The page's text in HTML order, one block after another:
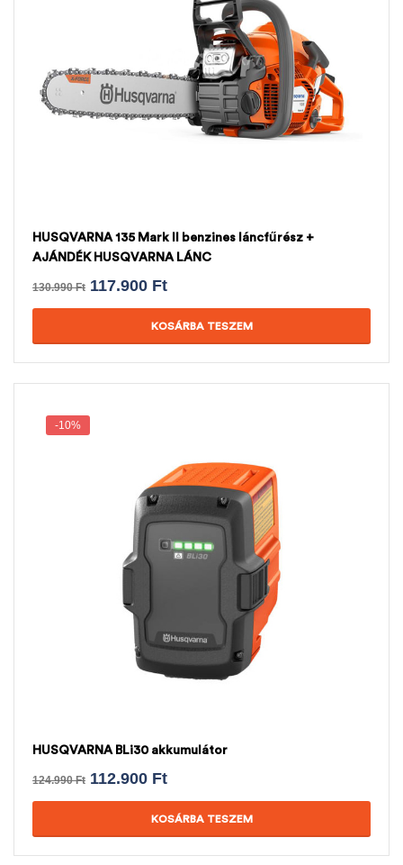
HUSQVARNA 135 Mark II benzines láncfűrész +
AJÁNDÉK HUSQVARNA LÁNC
130.990Ft 117.900 Ft
KOSÁRBA TESZEM
-10%
HUSQVARNA BLi30 akkumulátor
124.990Ft 112.900 Ft
KOSÁRBA TESZEM